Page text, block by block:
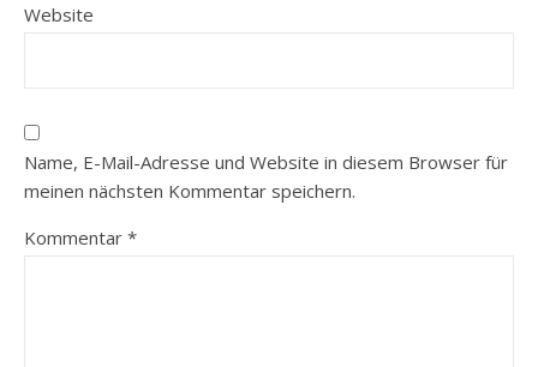
Website
Name, E-Mail-Adresse und Website in diesem Browser für
meinen nächsten Kommentar speichern.
Kommentar *